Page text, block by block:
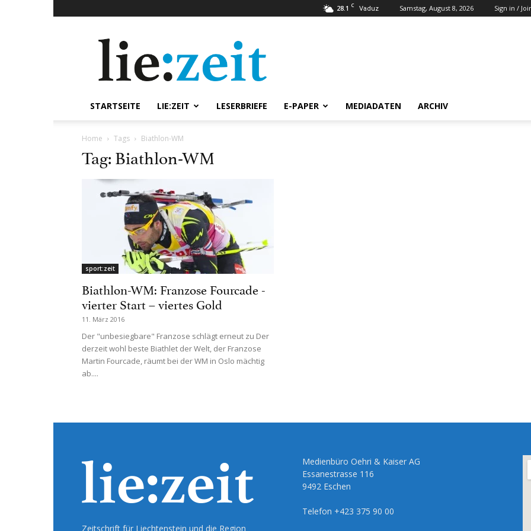
28.1 C Vaduz Samstag, August 8, 2026 Sign in /
STARTSEITE LIE:ZEIT LESERBRIEFE E-PAPER MEDIADATEN ARCHIV
Home Tags Biathlon-WM
Tag: Biathlon-WM
sport:zeit
Biathlon-WM: Franzose Fourcade -
vierter Start – viertes Gold
11. März 2016
Der "unbesiegbare" Franzose schlägt erneut zu Der
derzeit wohl beste Biathlet der Welt, der Franzose
Martin Fourcade, räumt bei der WM in Oslo mächtig
ab....
Zeitschrift für Liechtenstein und die Region
Medienbüro Oehri & Kaiser AG
Essanestrasse 116
9492 Eschen
Telefon +423 375 90 00